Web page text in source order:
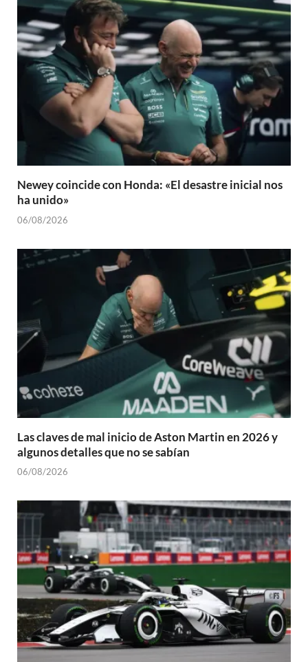
Newey coincide con Honda: «El desastre inicial nos
ha unido»
06/08/2026
Las claves de mal inicio de Aston Martin en 2026 y
algunos detalles que no se sabían
06/08/2026